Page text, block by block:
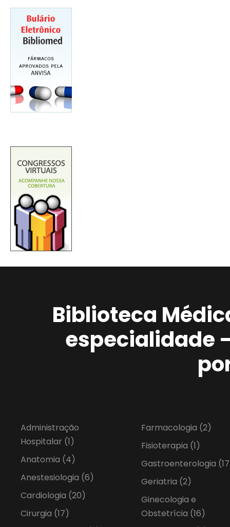
Biblioteca
especialidade
Administração
Hospitalar (1)
Anatomia (4)
Anestesiologia (6)
Cardiologia (20)
Cirurgia (17)
Farmacologia (2)
Fisioterapia (1)
Gastroenterologia
Geriatria (2)
Ginecologia e
Obstetrícia (16)